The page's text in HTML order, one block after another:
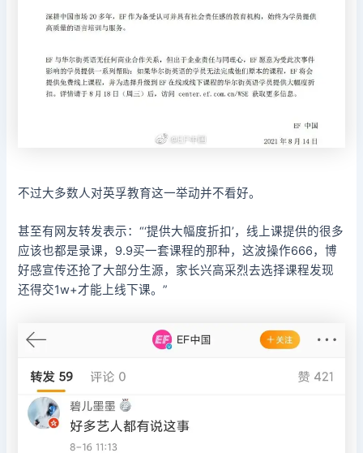
不过大多数人对英孚教育这一举动并不看好。
甚至有网友转发表示：“‘提供大幅度折扣’，线上课提供的很多
应该也都是录课，9.9买一套课程的那种，这波操作666，博
好感宣传还抢了大部分生源，家长兴高采烈去选择课程发现
还得交1w+才能上线下课。”